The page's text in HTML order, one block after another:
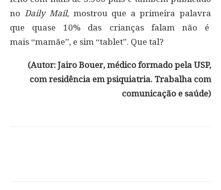
no Daily Mail, mostrou que a primeira palavra
que quase 10% das crianças falam não é
mais “mamãe”, e sim “tablet”. Que tal?
(Autor: Jairo Bouer, médico formado pela USP,
com residência em psiquiatria. Trabalha com
comunicação e saúde)